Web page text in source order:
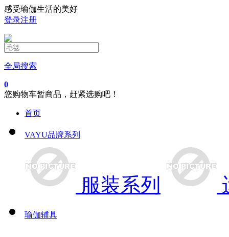
感受瑜伽生活的美好
登录注册
全局搜索
0
您购物车暂商品，赶紧选购吧！
首页
VAYU品牌系列
服装系列
瑜伽辅具